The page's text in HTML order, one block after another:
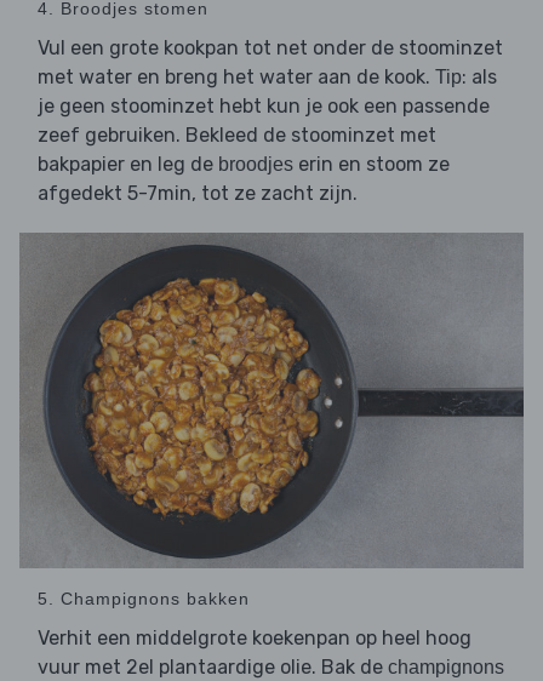
4. Broodjes stomen
Vul een grote kookpan tot net onder de stoominzet
met water en breng het water aan de kook. Tip: als
je geen stoominzet hebt kun je ook een passende
zeef gebruiken. Bekleed de stoominzet met
bakpapier en leg de broodjes erin en stoom ze
afgedekt 5-7min, tot ze zacht zijn.
5. Champignons bakken
Verhit een middelgrote koekenpan op heel hoog
vuur met 2el plantaardige olie. Bak de champignons